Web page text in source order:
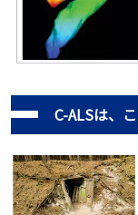
C-ALSは、